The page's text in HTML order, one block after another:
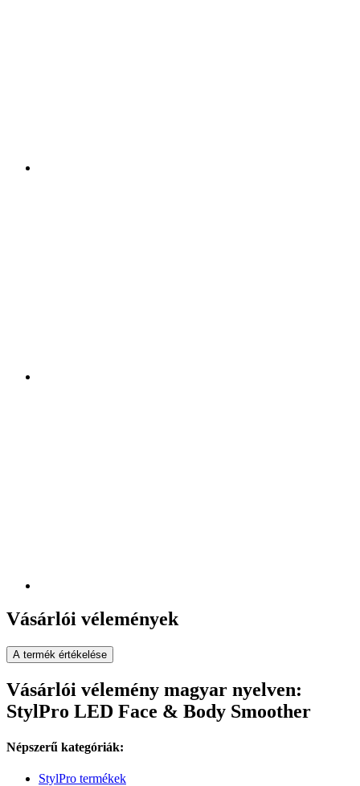
Vásárlói vélemények
A termék értékelése
Vásárlói vélemény magyar nyelven:
StylPro LED Face & Body Smoother
Népszerű kategóriák:
StylPro termékek